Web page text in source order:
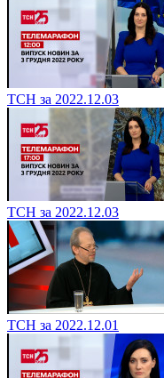
ТСН за 2022.12.03
ТСН за 2022.12.03
ТСН за 2022.12.01